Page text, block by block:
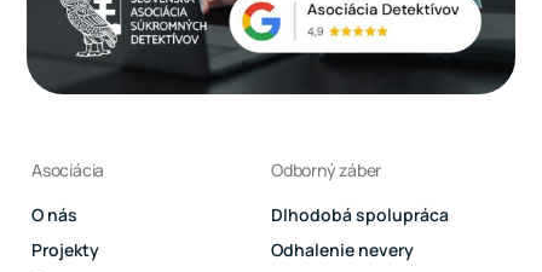
Asociácia
O nás
Projekty
Odborný záber
Dlhodobá spolupráca
Odhalenie nevery